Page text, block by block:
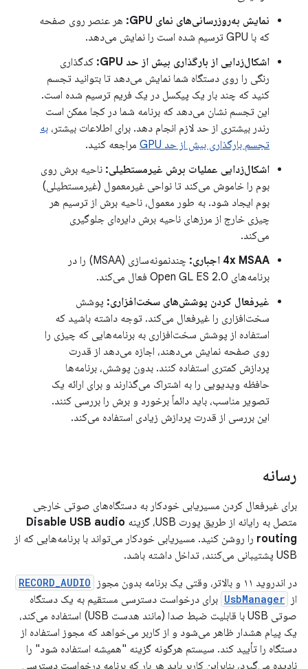
نمایش به‌روزرسانی‌های نمای GPU:
هر عنصر روی صفحه
که با GPU ترسیم شده است را نمایش می‌دهد.
اشکال‌زدایی از بارگذاری بیش از حد GPU:
کدگذاری
رنگی را روی دستگاه شما نمایش می‌دهد تا بتوانید تجسم
کنید که چند بار یک پیکسل در یک فریم ترسیم شده است.
این تجسم نشان می‌دهد که برنامه شما در کجا ممکن است
رندر بیشتری از حد لازم انجام دهد. برای اطلاعات بیشتر، به
تجسم بارگذاری بیش از حد GPU
مراجعه کنید.
اشکال‌زدایی عملیات برش غیرمستطیلی: ناحیه برش روی
بوم را خاموش می‌کند تا نواحی غیرمعمول (غیرمستطیلی)
بوم ایجاد شود. به طور معمول، ناحیه برش از ترسیم هر
چیزی خارج از مرزهای ناحیه برش دایره‌ای جلوگیری
می‌کند.
4x MSAA اجباری:
چندنمونه‌سازی (MSAA) را در
برنامه‌های Open GL ES 2.0 فعال می‌کند.
غیرفعال کردن پوشش‌های سخت‌افزاری: پوشش
سخت‌افزاری را غیرفعال می‌کند. توجه داشته باشید که
استفاده از پوشش سخت‌افزاری به برنامه‌هایی که چیزی را
روی صفحه نمایش می‌دهند، اجازه می‌دهد از قدرت
پردازش کمتری استفاده کنند. بدون پوشش، برنامه‌ها
حافظه ویدیویی را به اشتراک می‌گذارند و برای ارائه یک
تصویر مناسب، باید دائماً برخورد و برش را بررسی کنند.
این بررسی از قدرت پردازش زیادی استفاده می‌کند.
رسانه
برای غیرفعال کردن مسیریابی خودکار به دستگاه‌های صوتی خارجی
متصل به رایانه از طریق پورت USB، گزینه
Disable USB audio
routing را روشن کنید. مسیریابی خودکار می‌تواند با برنامه‌هایی که از
USB پشتیبانی می‌کنند، تداخل داشته باشد.
در اندروید ۱۱ و بالاتر، وقتی یک برنامه بدون مجوز
RECORD_AUDIO
از UsbManager برای درخواست دسترسی مستقیم به یک دستگاه
صوتی USB با قابلیت ضبط صدا (مانند هدست USB) استفاده می‌کند،
یک پیام هشدار ظاهر می‌شود و از کاربر می‌خواهد که مجوز استفاده از
دستگاه را تأیید کند. سیستم هرگونه گزینه "همیشه استفاده شود" را
نادیده می‌گیرد، بنابراین کاربر باید هر بار که برنامه درخواست دسترسی